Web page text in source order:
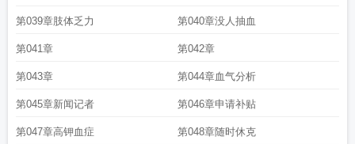
第039章肢体乏力 第040章没人抽血
第041章 第042章
第043章 第044章血气分析
第045章新闻记者 第046章申请补贴
第047章高钾血症 第048章随时休克